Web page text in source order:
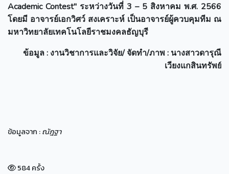
Academic Contest" ระหว่างวันที่ 3 – 5 สิงหาคม พ.ศ. 2566
โดยมี อาจารย์เอกวิศว์ สงเคราะห์ เป็นอาจารย์ผู้ควบคุมทีม ณ
มหาวิทยาลัยเทคโนโลยีราชมงคลธัญบุรี
ข้อมูล: งานวิชาการและวิจัย/ จัดทำ/ภาพ : นางสาวดารุณี
เวียงแกสินทรัพย์
ข้อมูลจาก :ณัฎฐา
584 ครั้ง